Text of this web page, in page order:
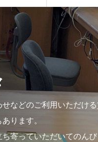
などのご利用いただけ
ります。
寄っていただいてのん